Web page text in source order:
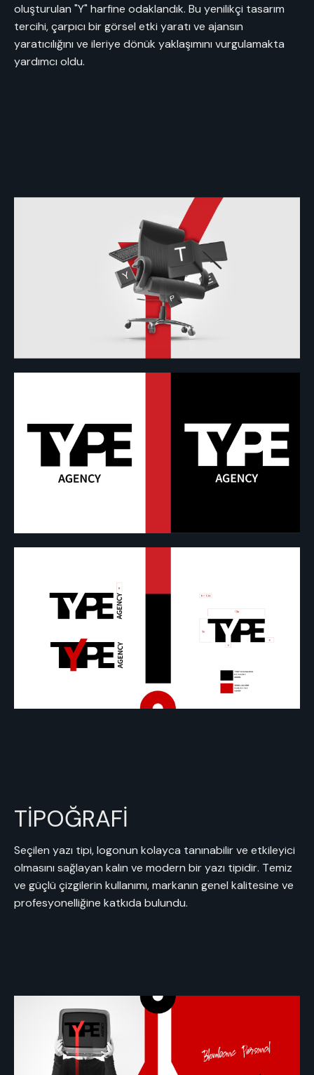
oluşturulan "Y" harfine odaklandık. Bu yenilikçi tasarım
tercihi, çarpıcı bir görsel etki yaratı ve ajansın
yaratıcılığını ve ileriye dönük yaklaşımını vurgulamakta
yardımcı oldu.
TİPOĞRAFİ
Seçilen yazı tipi, logonun kolayca tanınabilir ve etkileyici
olmasını sağlayan kalın ve modern bir yazı tipidir. Temiz
ve güçlü çizgilerin kullanımı, markanın genel kalitesine ve
profesyonelliğine katkıda bulundu.